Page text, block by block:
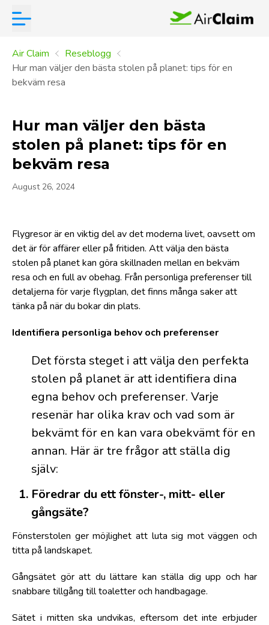
Air Claim
Reseblogg
Hur man väljer den bästa stolen på planet: tips för en
bekväm resa
Hur man väljer den bästa
stolen på planet: tips för en
bekväm resa
August 26, 2024
Flygresor är en viktig del av det moderna livet, oavsett om
det är för affärer eller på fritiden. Att välja den bästa
stolen på planet kan göra skillnaden mellan en bekväm
resa och en full av obehag. Från personliga preferenser till
detaljerna för varje flygplan, det finns många saker att
tänka på när du bokar din plats.
Identifiera personliga behov och preferenser
Det första steget i att välja den perfekta
stolen på planet är att identifiera dina
egna behov och preferenser. Varje
resenär har olika krav och vad som är
bekvämt för en kan vara obekvämt för en
annan. Här är tre frågor att ställa dig
själv:
Föredrar du ett fönster-, mitt- eller
gångsäte?
Fönsterstolen ger möjlighet att luta sig mot väggen och
titta på landskapet.
Gångsätet gör att du lättare kan ställa dig upp och har
snabbare tillgång till toaletter och handbagage.
Sätet i mitten ska undvikas, eftersom det inte erbjuder